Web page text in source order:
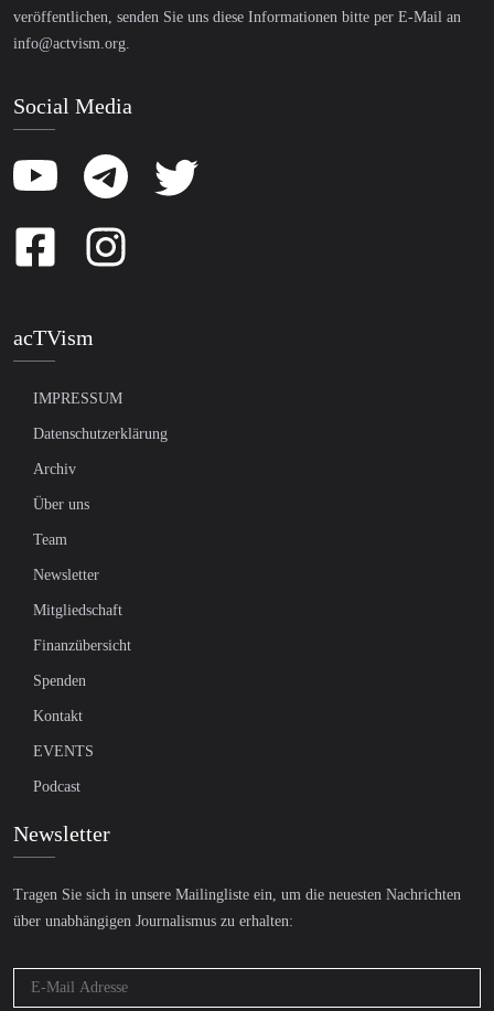
veröffentlichen, senden Sie uns diese Informationen bitte per E-Mail an
info@actvism.org
Social Media
acTVism
IMPRESSUM
Datenschutzerklärung
Archiv
Über uns
Team
Newsletter
Mitgliedschaft
Finanzübersicht
Spenden
Kontakt
EVENTS
Podcast
Newsletter
Tragen Sie sich in unsere Mailingliste ein, um die neuesten Nachrichten
über unabhängigen Journalismus zu erhalten: